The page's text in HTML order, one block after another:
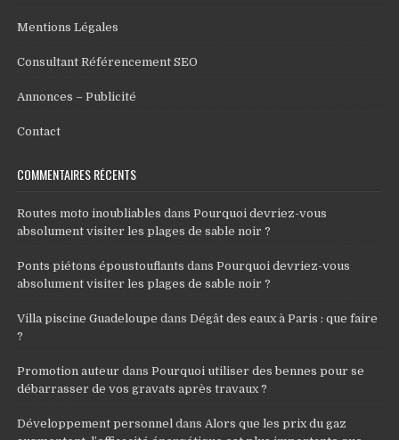
Mentions Légales
Consultant Référencement SEO
Annonces – Publicité
Contact
COMMENTAIRES RÉCENTS
Routes moto inoubliables dansPourquoi devriez-vous
absolument visiter les plages de sable noir ?
Ponts piétons époustouflants dansPourquoi devriez-vous
absolument visiter les plages de sable noir ?
Villa piscine Guadeloupe dansDégât des eaux à Paris : que faire
?
Promotion auteur dansPourquoi utiliser des bennes pour se
débarrasser de vos gravats après travaux ?
Développement personnel dans Alors que les prix du gaz